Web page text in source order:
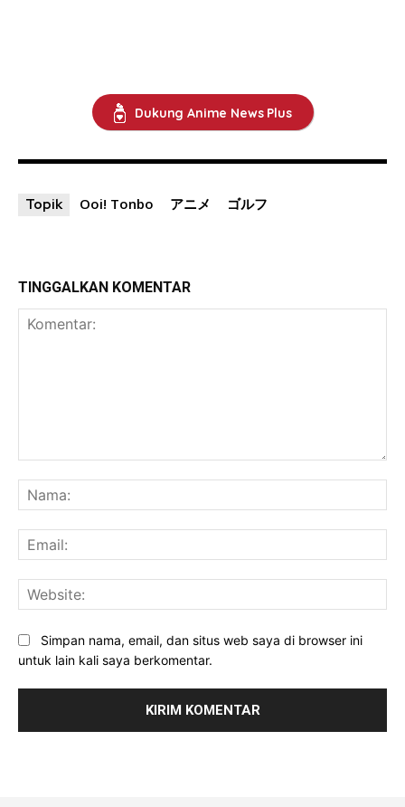
Dukung Anime News Plus
Topik Ooi! Tonbo アニメ ゴルフ
TINGGALKAN KOMENTAR
Simpan nama, email, dan situs web saya di browser ini
untuk lain kali saya berkomentar.